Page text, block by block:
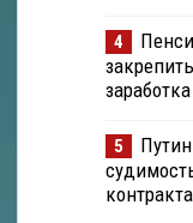
4
заработка
5